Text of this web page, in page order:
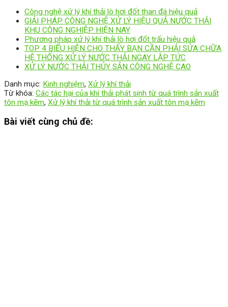
Công nghệ xử lý khí thải lò hơi đốt than đá hiệu quả
GIẢI PHÁP CÔNG NGHỆ XỬ LÝ HIỆU QUẢ NƯỚC THẢI
KHU CÔNG NGHIỆP HIỆN NAY
Phương pháp xử lý khí thải lò hơi đốt trấu hiệu quả
TOP 4 BIỂU HIỆN CHO THẤY BẠN CẦN PHẢI SỬA CHỮA
HỆ THỐNG XỬ LÝ NƯỚC THẢI NGAY LẬP TỨC
XỬ LÝ NƯỚC THẢI THỦY SẢN CÔNG NGHỆ CAO
Danh mục: Kinh nghiệm, Xử lý khí thải
Từ khóa: Các tác hại của khí thải phát sinh từ quá trình sản xuất
tôn mạ kẽm, Xử lý khí thải từ quá trình sản xuất tôn mạ kẽm
Bài viết cùng chủ đề: